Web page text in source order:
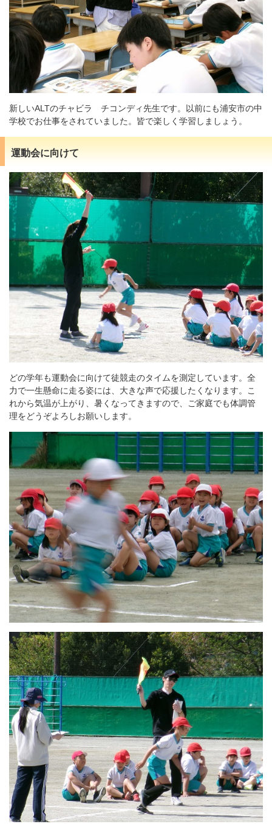
新しいALTのチャビラ チコンディ先生です。以前にも浦安市の中
学校でお仕事をされていました。皆で楽しく学習しましょう。
運動会に向けて
どの学年も運動会に向けて徒競走のタイムを測定しています。全
力で一生懸命に走る姿には、大きな声で応援したくなります。こ
れから気温が上がり、暑くなってきますので、ご家庭でも体調管
理をどうぞよろしお願いします。